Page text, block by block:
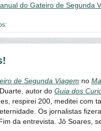
do Gateiro de Segunda
de Segunda Viagem no
autor do Guia dos
respirei 200, meditei com
Os jornalistas
da entrevista. Jô Soares,